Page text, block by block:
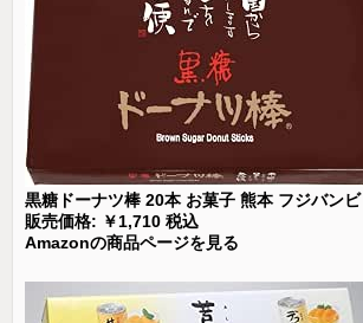
黒糖ドーナツ棒 20本 お菓子 熊本 フジバンビ
販売価格: ￥1,710 税込
Amazonの商品ページを見る